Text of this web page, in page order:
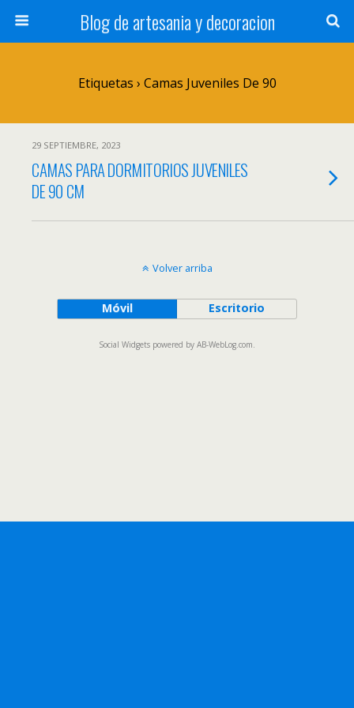
Blog de artesania y decoracion
Etiquetas › Camas Juveniles De 90
29 SEPTIEMBRE, 2023
CAMAS PARA DORMITORIOS JUVENILES
DE 90 CM
Volver arriba
Móvil Escritorio
Social Widgets powered by AB-WebLog.com.